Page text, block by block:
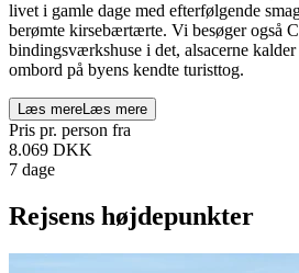
livet i gamle dage med efterfølgende
berømte kirsebærtærte. Vi besøger også
bindingsværkshuse i det, alsacerne
ombord på byens kendte turisttog.
Læs mereLæs mere
Pris pr. person fra
8.069 DKK
7 dage
Rejsens højdepunkter